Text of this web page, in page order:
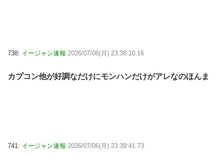
738: イージャン速報 2026/07/06(月) 23:38:10.16
カプコン他が好調なだけにモンハンだけがアレなのほんま
741: イージャン速報 2026/07/06(月) 23:39:41.73